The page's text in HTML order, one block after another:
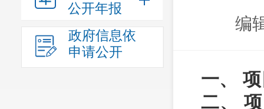
公开年报
政府信息依
申请公开
编
一、
二、